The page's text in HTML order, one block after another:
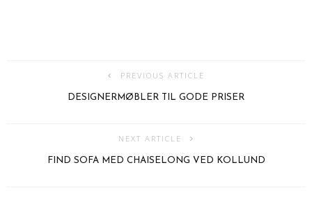
PREVIOUS ARTICLE
DESIGNERMØBLER TIL GODE PRISER
NEXT ARTICLE
FIND SOFA MED CHAISELONG VED KOLLUND